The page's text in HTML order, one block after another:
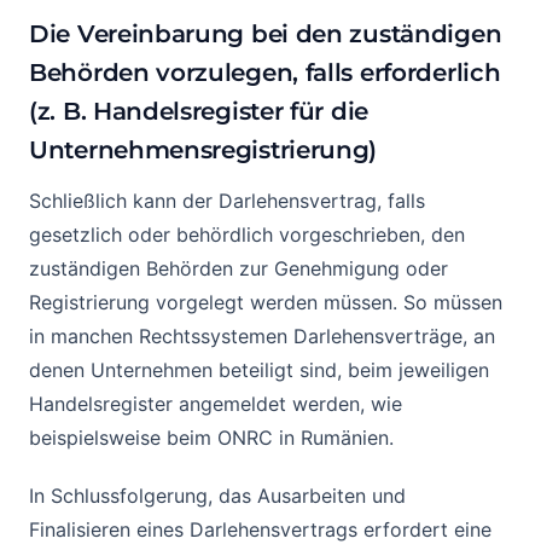
Die Vereinbarung bei den zuständigen
Behörden vorzulegen, falls erforderlich
(z. B. Handelsregister für die
Unternehmensregistrierung)
Schließlich kann der Darlehensvertrag, falls
gesetzlich oder behördlich vorgeschrieben, den
zuständigen Behörden zur Genehmigung oder
Registrierung vorgelegt werden müssen. So müssen
in manchen Rechtssystemen Darlehensverträge, an
denen Unternehmen beteiligt sind, beim jeweiligen
Handelsregister angemeldet werden, wie
beispielsweise beim ONRC in Rumänien.
In Schlussfolgerung, das Ausarbeiten und
Finalisieren eines Darlehensvertrags erfordert eine